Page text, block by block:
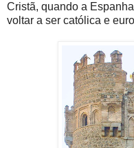
Cristã, quando a
voltar a ser católica e